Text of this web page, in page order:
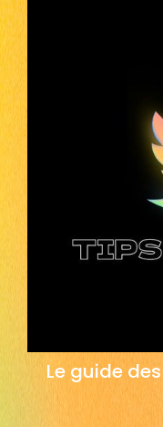
Le guide